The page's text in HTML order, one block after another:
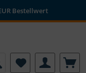
Bestellwert